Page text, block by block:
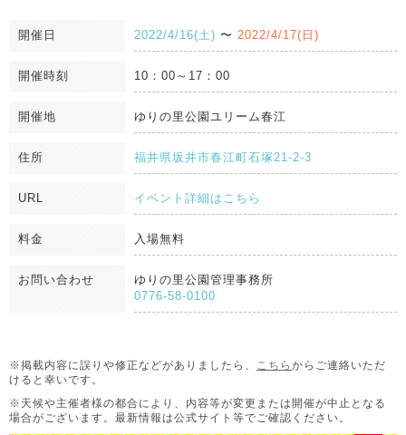
開催日 2022/4/16(土) 〜 2022/4/17(日)
開催時刻 10：00～17：00
開催地 ゆりの里公園ユリーム春江
住所 福井県坂井市春江町石塚21-2-3
URL イベント詳細はこちら
料金 入場無料
お問い合わせ
ゆりの里公園管理事務所
0776-58-0100
※掲載内容に誤りや修正などがありましたら、 こちら からご連絡いただ
けると幸いです。
※天候や主催者様の都合により、内容等が変更または開催が中止となる
場合がございます。 最新情報は公式サイト等でご確認ください。